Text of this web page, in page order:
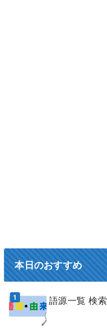
本日のおすすめ
語源一覧 検索